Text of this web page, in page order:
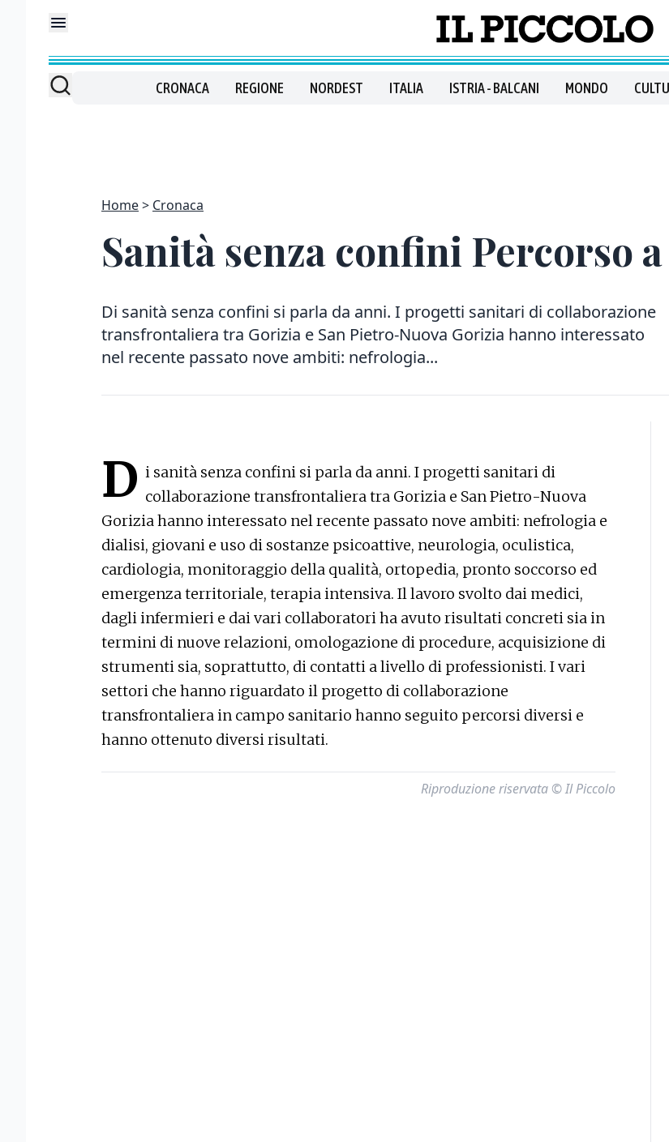
CRONACA REGIONE NORDEST ITALIA ISTRIA - BALCANI MONDO
Home Cronaca
Sanità senza confini Percorso
Di sanità senza confini si parla da anni. I progetti sanitari di collaborazione
transfrontaliera tra Gorizia e San Pietro-Nuova Gorizia hanno interessato
nel recente passato nove ambiti: nefrologia...
D i sanità senza confini si parla da anni. I progetti sanitari di
collaborazione transfrontaliera tra Gorizia e San Pietro-Nuova
Gorizia hanno interessato nel recente passato nove ambiti: nefrologia e
dialisi, giovani e uso di sostanze psicoattive, neurologia, oculistica,
cardiologia, monitoraggio della qualità, ortopedia, pronto soccorso ed
emergenza territoriale, terapia intensiva. Il lavoro svolto dai medici,
dagli infermieri e dai vari collaboratori ha avuto risultati concreti sia in
termini di nuove relazioni, omologazione di procedure, acquisizione di
strumenti sia, soprattutto, di contatti a livello di professionisti. I vari
settori che hanno riguardato il progetto di collaborazione
transfrontaliera in campo sanitario hanno seguito percorsi diversi e
hanno ottenuto diversi risultati.
Riproduzione riservata © Il Piccolo